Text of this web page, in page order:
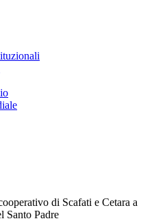
di Scafati e Cetara a
Santo Padre